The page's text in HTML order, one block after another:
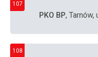
107
PKO BP,
108